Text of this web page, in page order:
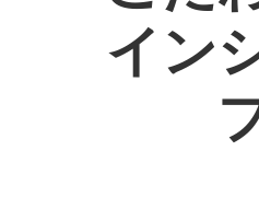
イン